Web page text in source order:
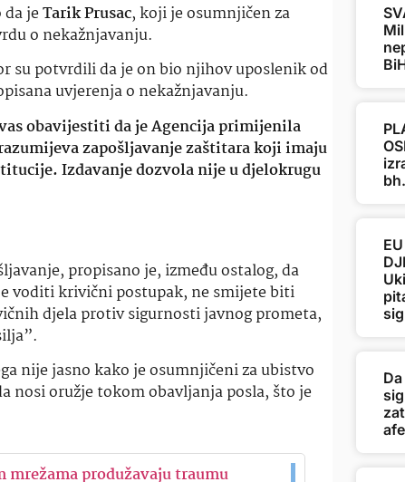
jeTarik Prusac, koji je osumnjičen za
o nekažnjavanju.
su potvrdili da je on bio njihov uposlenik od
uvjerenja o nekažnjavanju.
obavijestiti da je Agencija primijenila
zapošljavanje zaštitara koji imaju
Izdavanje dozvola nije u djelokrugu
propisano je, između ostalog, da
voditi krivični postupak, ne smijete biti
djela protiv sigurnosti javnog prometa,
nije jasno kako je osumnjičeni za ubistvo
nosi oružje tokom obavljanja posla, što je
produžavaju traumu